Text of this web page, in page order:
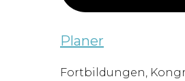
Planer
Fortbildungen,